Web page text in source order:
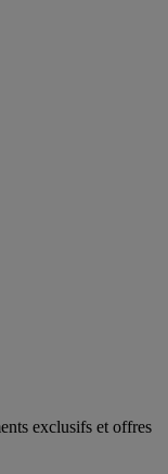
exclusifs et offres